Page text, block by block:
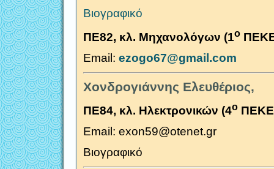
Βιογραφικό
ΠΕ82, κλ. Μηχανολόγων (1ο
Email: ezogo67@gmail.com
Χονδρογιάννης Ελευθέριος,
ΠΕ84, κλ. Ηλεκτρονικών (4ο
Email: exon59@otenet.gr
Βιογραφικό